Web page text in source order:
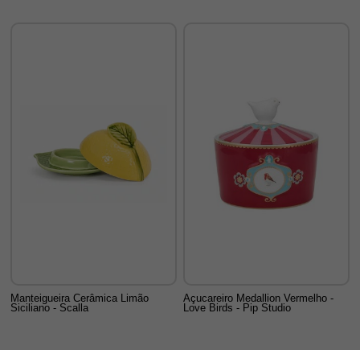
Manteigueira Cerâmica Limão
Siciliano - Scalla
Açucareiro Medallion Vermelho -
Love Birds - Pip Studio